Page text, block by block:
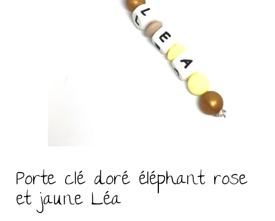
Porte clé doré éléphant rose
et jaune Léa